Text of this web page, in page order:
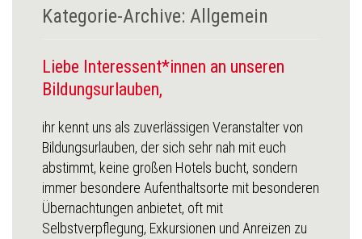
Kategorie-Archive: Allgemein
Liebe Interessent*innen an unseren
Bildungsurlauben,
ihr kennt uns als zuverlässigen Veranstalter von
Bildungsurlauben, der sich sehr nah mit euch
abstimmt, keine großen Hotels bucht, sondern
immer besondere Aufenthaltsorte mit besonderen
Übernachtungen anbietet, oft mit
Selbstverpflegung, Exkursionen und Anreizen zu